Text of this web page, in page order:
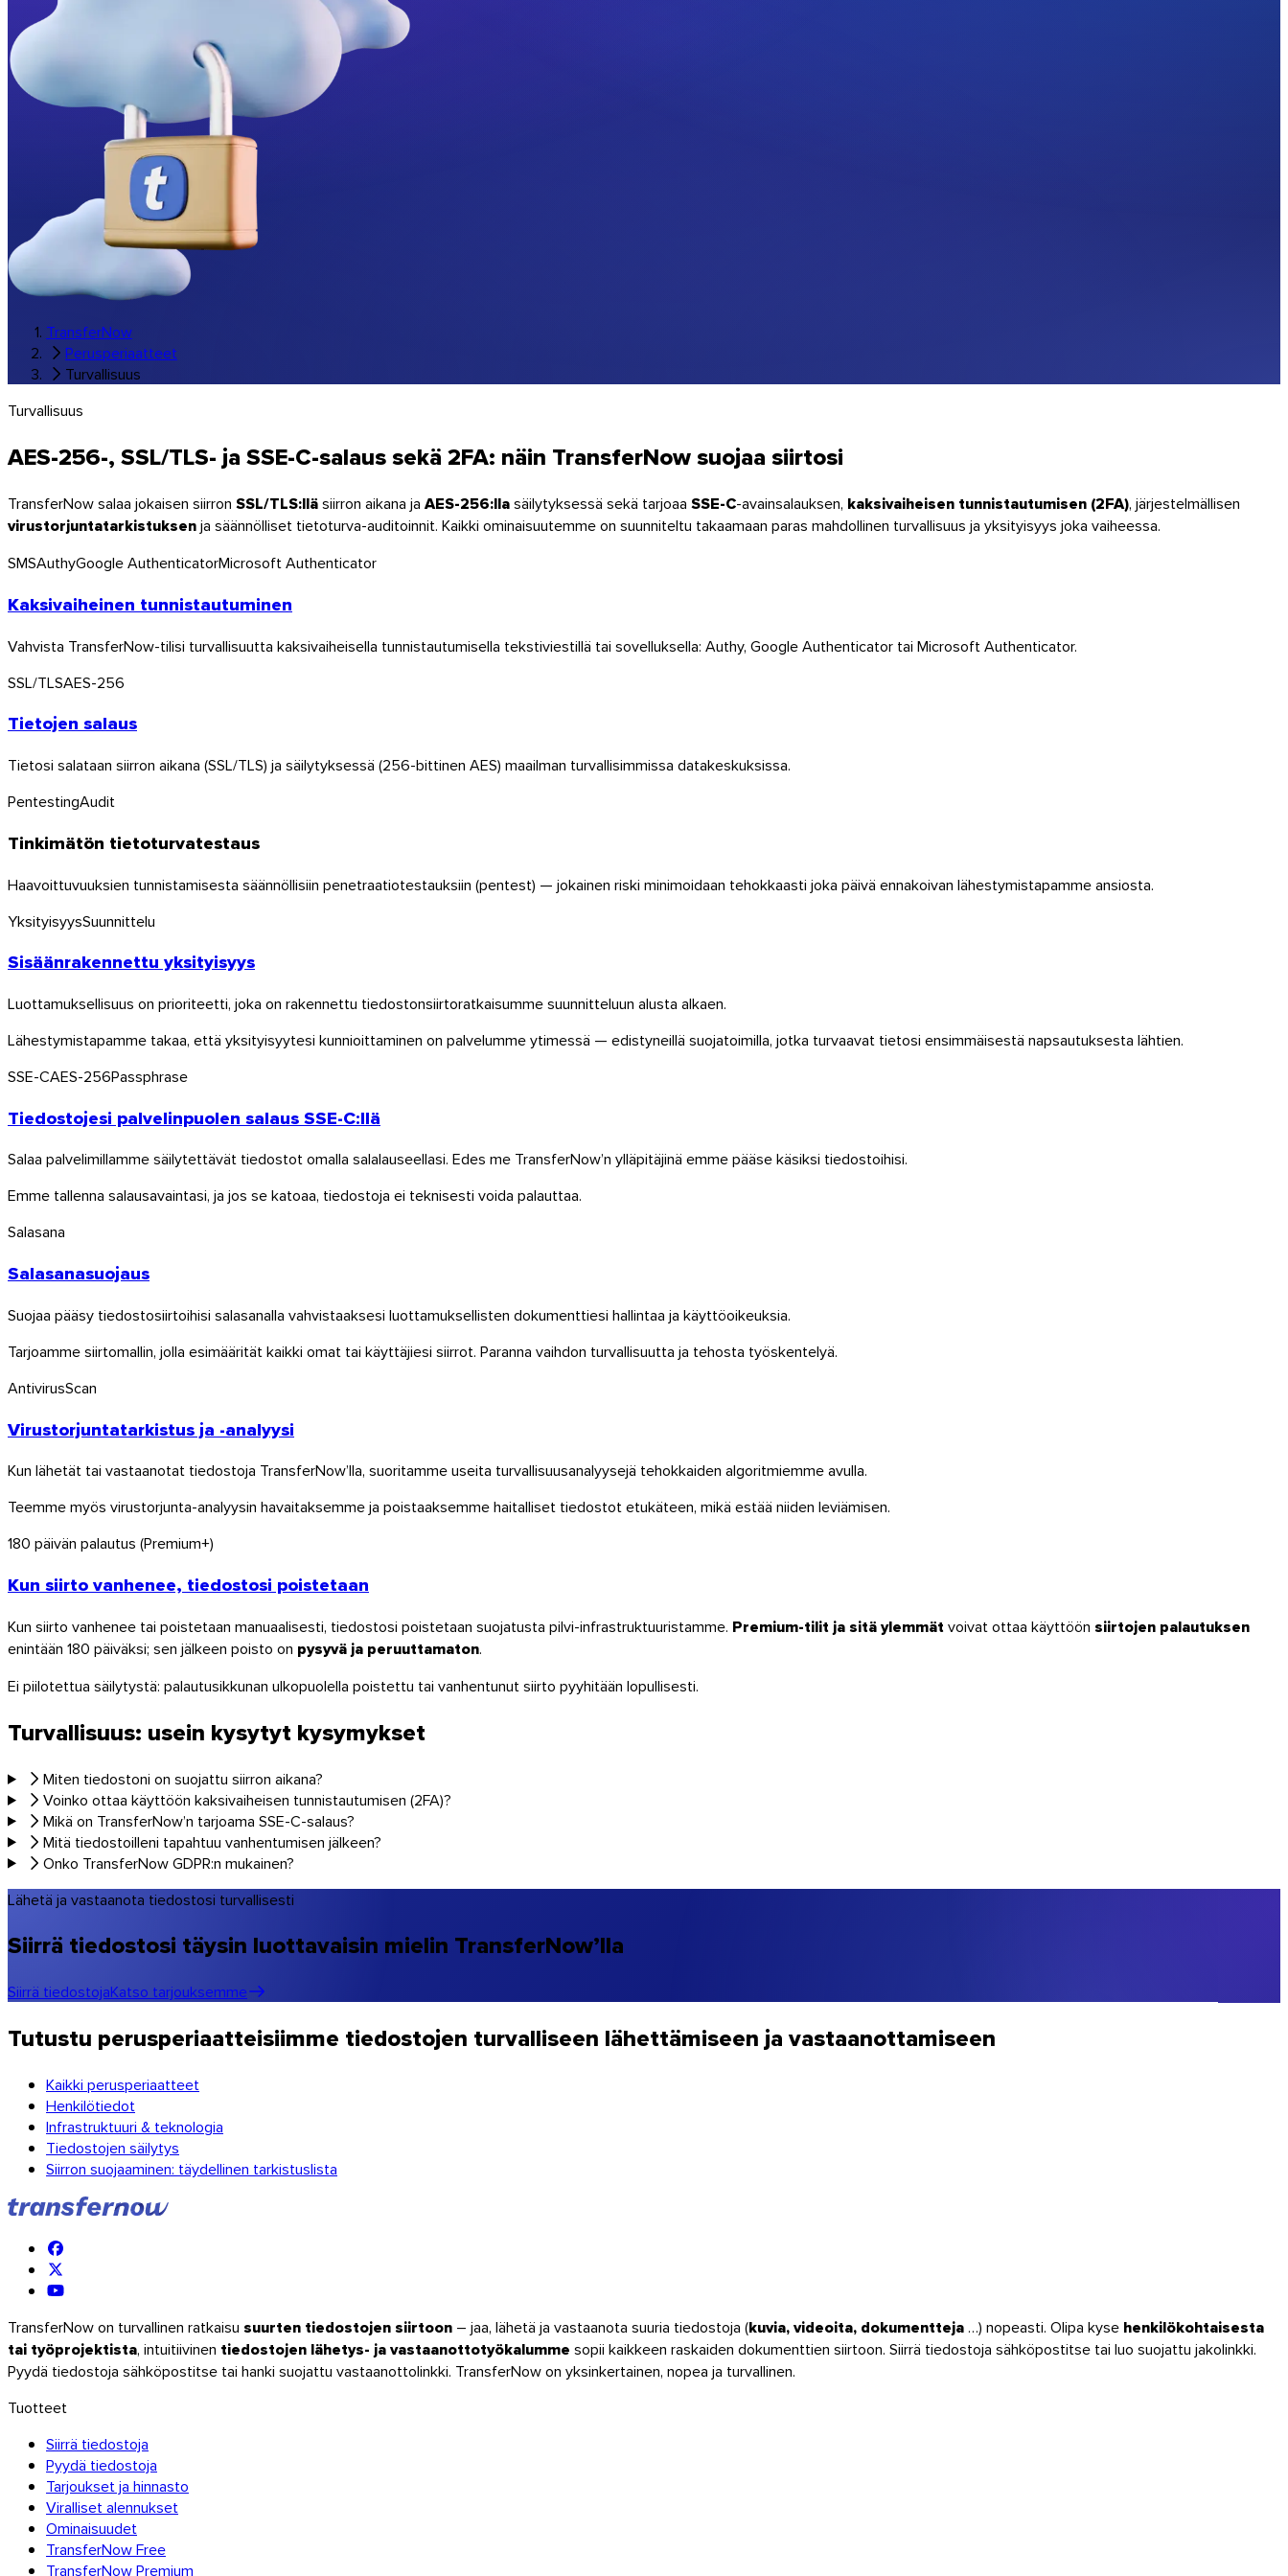
Musiikki & studiot
Kaikki toimialaratkaisut
Ohjelmistot
Linux
Mobiili
iOS
TransferNow
Perusperiaatteet
Turvallisuus
Turvallisuus
AES-256-, SSL/TLS- ja SSE-C-salaus sekä 2FA: näin TransferNow suojaa siirtosi
TransferNow salaa jokaisen siirron SSL/TLS:lläsiirron aikana ja AES-256:llasäilytyksessä sekä tarjoaa SSE-C-avainsalauksen, kaksivaiheisen tunnistautumisen (2FA), järjestelmällisen
virustorjuntatarkistuksenja säännölliset tietoturva-auditoinnit. Kaikki ominaisuutemme on suunniteltu takaamaan paras mahdollinen turvallisuus ja yksityisyys joka vaiheessa.
SMSAuthyGoogle AuthenticatorMicrosoft Authenticator
Kaksivaiheinen tunnistautuminen
Vahvista TransferNow-tilisi turvallisuutta kaksivaiheisella tunnistautumisella tekstiviestillä tai sovelluksella: Authy, Google Authenticator tai Microsoft Authenticator.
SSL/TLSAES-256
Tietojen salaus
Tietosi salataan siirron aikana (SSL/TLS) ja säilytyksessä (256-bittinen AES) maailman turvallisimmissa datakeskuksissa.
PentestingAudit
Tinkimätön tietoturvatestaus
Haavoittuvuuksien tunnistamisesta säännöllisiin penetraatiotestauksiin (pentest) — jokainen riski minimoidaan tehokkaasti joka päivä ennakoivan lähestymistapamme ansiosta.
YksityisyysSuunnittelu
Sisäänrakennettu yksityisyys
Luottamuksellisuus on prioriteetti, joka on rakennettu tiedostonsiirtoratkaisumme suunnitteluun alusta alkaen.
Lähestymistapamme takaa, että yksityisyytesi kunnioittaminen on palvelumme ytimessä — edistyneillä suojatoimilla, jotka turvaavat tietosi ensimmäisestä napsautuksesta lähtien.
SSE-CAES-256Passphrase
Tiedostojesi palvelinpuolen salaus SSE-C:llä
Salaa palvelimillamme säilytettävät tiedostot omalla salalauseellasi. Edes me TransferNow’n ylläpitäjinä emme pääse käsiksi tiedostoihisi.
Emme tallenna salausavaintasi, ja jos se katoaa, tiedostoja ei teknisesti voida palauttaa.
Salasana
Salasanasuojaus
Suojaa pääsy tiedostosiirtoihisi salasanalla vahvistaaksesi luottamuksellisten dokumenttiesi hallintaa ja käyttöoikeuksia.
Tarjoamme siirtomallin, jolla esimäärität kaikki omat tai käyttäjiesi siirrot. Paranna vaihdon turvallisuutta ja tehosta työskentelyä.
AntivirusScan
Virustorjuntatarkistus ja -analyysi
Kun lähetät tai vastaanotat tiedostoja TransferNow’lla, suoritamme useita turvallisuusanalyysejä tehokkaiden algoritmiemme avulla.
Teemme myös virustorjunta-analyysin havaitaksemme ja poistaaksemme haitalliset tiedostot etukäteen, mikä estää niiden leviämisen.
180 päivän palautus (Premium+)
Kun siirto vanhenee, tiedostosi poistetaan
Kun siirto vanhenee tai poistetaan manuaalisesti, tiedostosi poistetaan suojatusta pilvi-infrastruktuuristamme. Premium-tilit ja sitä ylemmätvoivat ottaa käyttöön siirtojen palautuksen
enintään 180 päiväksi; sen jälkeen poisto on pysyvä ja peruuttamaton.
Ei piilotettua säilytystä: palautusikkunan ulkopuolella poistettu tai vanhentunut siirto pyyhitään lopullisesti.
Turvallisuus: usein kysytyt kysymykset
Miten tiedostoni on suojattu siirron aikana?
Voinko ottaa käyttöön kaksivaiheisen tunnistautumisen (2FA)?
Mikä on TransferNow’n tarjoama SSE-C-salaus?
Mitä tiedostoilleni tapahtuu vanhentumisen jälkeen?
Onko TransferNow GDPR:n mukainen?
Lähetä ja vastaanota tiedostosi turvallisesti
Siirrä tiedostosi täysin luottavaisin mielin TransferNow’lla
Siirrä tiedostojaKatso tarjouksemme
Tutustu perusperiaatteisiimme tiedostojen turvalliseen lähettämiseen ja vastaanottamiseen
Kaikki perusperiaatteet
Henkilötiedot
Infrastruktuuri & teknologia
Tiedostojen säilytys
Siirron suojaaminen: täydellinen tarkistuslista
TransferNow on turvallinen ratkaisu suurten tiedostojen siirtoon – jaa, lähetä ja vastaanota suuria tiedostoja (kuvia, videoita, dokumentteja…) nopeasti. Olipa kyse henkilökohtaisesta
tai työprojektista, intuitiivinen tiedostojen lähetys- ja vastaanottotyökalumme sopii kaikkeen raskaiden dokumenttien siirtoon. Siirrä tiedostoja sähköpostitse tai luo suojattu jakolinkki.
Pyydä tiedostoja sähköpostitse tai hanki suojattu vastaanottolinkki. TransferNow on yksinkertainen, nopea ja turvallinen.
Tuotteet
Siirrä tiedostoja
Pyydä tiedostoja
Tarjoukset ja hinnasto
Viralliset alennukset
Ominaisuudet
TransferNow Free
TransferNow Premium